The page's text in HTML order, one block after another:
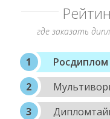
где заказать
Росдиплом